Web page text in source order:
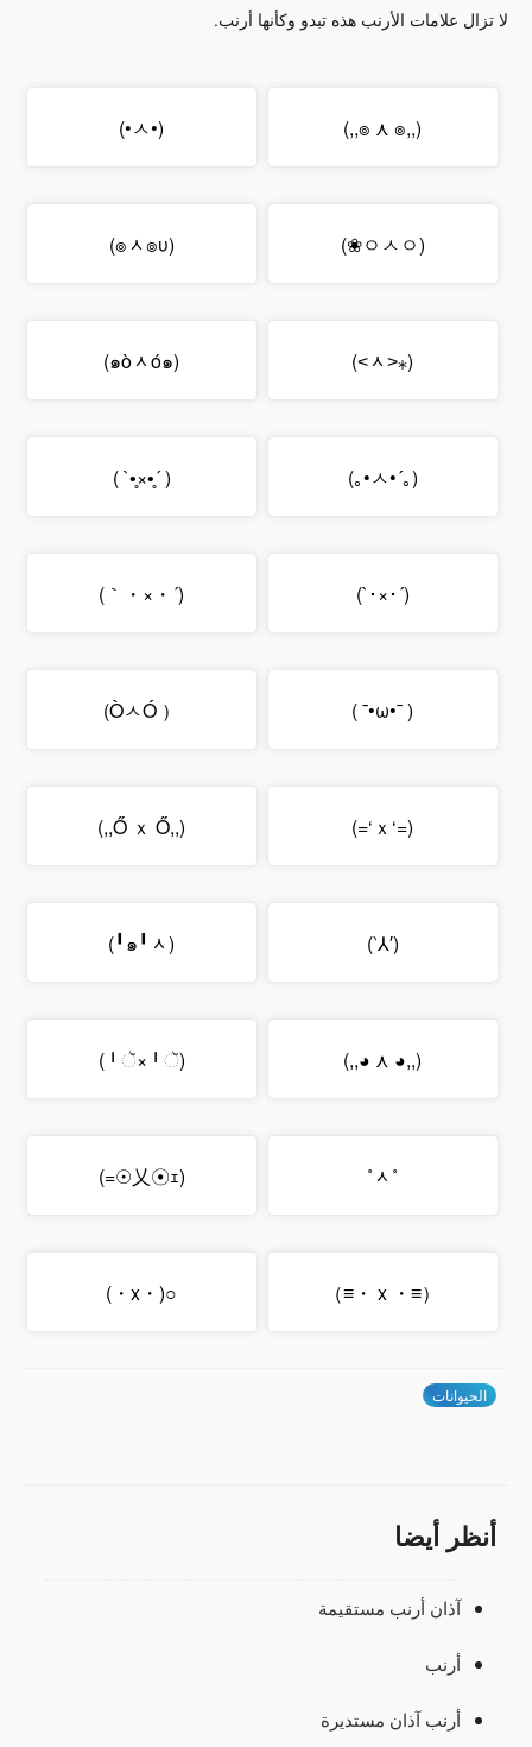
لا تزال علامات الأرنب هذه تبدو وكأنها أرنب.
(,,๏ ⋏ ๏,,)
(•ㅅ•)
(ㅇㅅㅇ❀)
(๏ᆺ๏υ)
(⁎˃ᆺ˂)
(๑òᆺó๑)
(｡´•ㅅ•｡)
( ´•̥×•̥` )
(´･×･`)
(´・×・｀)
( ¯•ω•¯ )
（ ÒㅅÓ)
(=‘ｘ‘=)
(,,Ő ｘ Ő,,)
(′⅄‵)
(๑╹ᆺ╹)
(,,◕ ⋏ ◕,,)
(╹ૅ×╹ૅ)
˚ᆺ˚
(乂☉ｪ☉=)
（≡・ x ・≡）
○(・x・)
الحيوانات
أنظر أيضا
آذان أرنب مستقيمة
أرنب
أرنب آذان مستديرة